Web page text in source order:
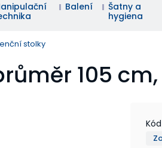
Balení
Šatny a
hygiena
stolky
105